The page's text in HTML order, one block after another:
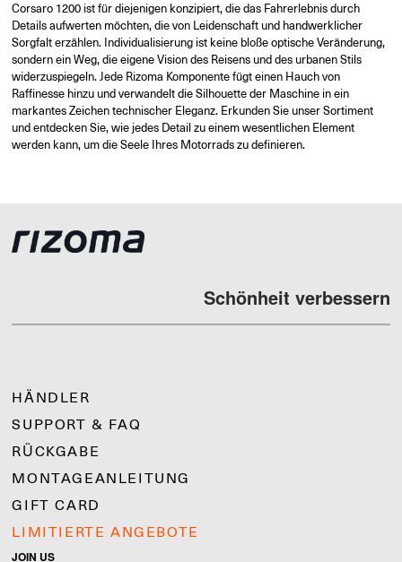
Corsaro 1200 ist für diejenigen konzipiert, die das Fahrerlebnis durch
Details aufwerten möchten, die von Leidenschaft und handwerklicher
Sorgfalt erzählen. Individualisierung ist keine bloße optische Veränderung,
sondern ein Weg, die eigene Vision des Reisens und des urbanen Stils
widerzuspiegeln. Jede Rizoma Komponente fügt einen Hauch von
Raffinesse hinzu und verwandelt die Silhouette der Maschine in ein
markantes Zeichen technischer Eleganz. Erkunden Sie unser Sortiment
und entdecken Sie, wie jedes Detail zu einem wesentlichen Element
werden kann, um die Seele Ihres Motorrads zu definieren.
Schönheit verbessern
HÄNDLER
SUPPORT & FAQ
RÜCKGABE
MONTAGEANLEITUNG
GIFT CARD
LIMITIERTE ANGEBOTE
JOIN US